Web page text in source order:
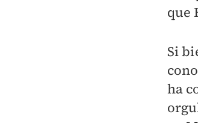
que
Si
ha